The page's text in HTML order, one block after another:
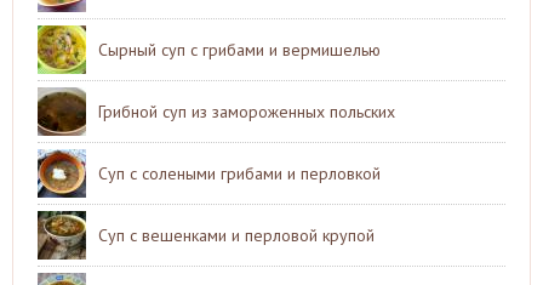
Сырный суп с грибами и вермишелью
Грибной суп из замороженных польских
Суп с солеными грибами и перловкой
Суп с вешенками и перловой крупой